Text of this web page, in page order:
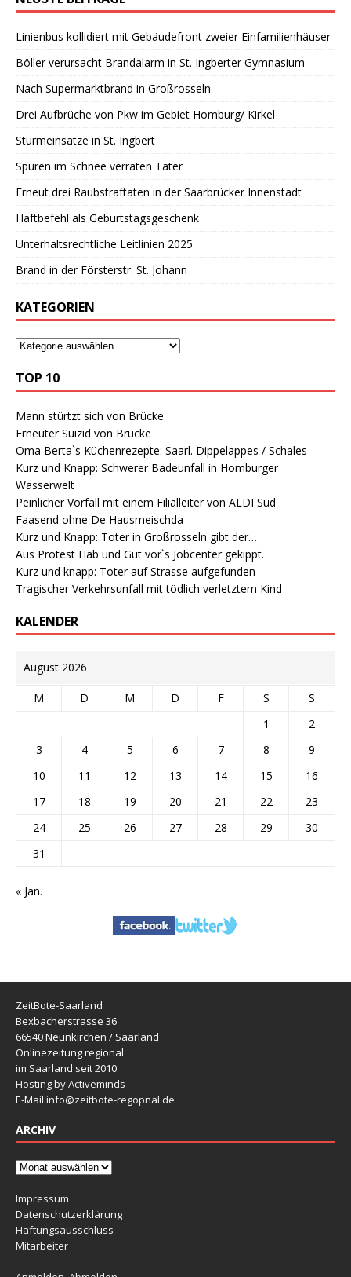
Linienbus kollidiert mit Gebäudefront zweier Einfamilienhäuser
Böller verursacht Brandalarm in St. Ingberter Gymnasium
Nach Supermarktbrand in Großrosseln
Drei Aufbrüche von Pkw im Gebiet Homburg/ Kirkel
Sturmeinsätze in St. Ingbert
Spuren im Schnee verraten Täter
Erneut drei Raubstraftaten in der Saarbrücker Innenstadt
Haftbefehl als Geburtstagsgeschenk
Unterhaltsrechtliche Leitlinien 2025
Brand in der Försterstr. St. Johann
KATEGORIEN
TOP 10
Mann stürtzt sich von Brücke
Erneuter Suizid von Brücke
Oma Berta`s Küchenrezepte: Saarl. Dippelappes / Schales
Kurz und Knapp: Schwerer Badeunfall in Homburger
Wasserwelt
Peinlicher Vorfall mit einem Filialleiter von ALDI Süd
Faasend ohne De Hausmeischda
Kurz und Knapp: Toter in Großrosseln gibt der…
Aus Protest Hab und Gut vor`s Jobcenter gekippt.
Kurz und knapp: Toter auf Strasse aufgefunden
Tragischer Verkehrsunfall mit tödlich verletztem Kind
KALENDER
August 2026
M D M D F S
S
1
2
3
4 5 6 7 8
9
10
11 12 13 14 15
16
17
18 19 20 21 22
23
24
25 26 27 28 29
30
31
« Jan.
ZeitBote-Saarland
Bexbacherstrasse 36
66540 Neunkirchen / Saarland
Onlinezeitung regional
im Saarland seit 2010
Hosting by Activeminds
E-Mail:info@zeitbote-regopnal.de
ARCHIV
Impressum
Datenschutzerklärung
Haftungsausschluss
Mitarbeiter